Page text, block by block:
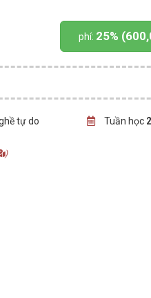
phí: 25%
tự do Tuần học
)